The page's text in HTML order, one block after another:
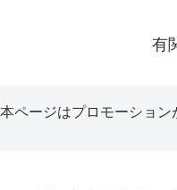
有
本ページはプロモーション